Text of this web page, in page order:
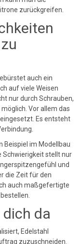
zurückgreifen.
auch ein
auf viele Weisen
nur durch Schrauben,
Vor allem das
Es entsteht
Beispiel im Modellbau
Schwierigkeit stellt nur
und
die Zeit für den
auch maßgefertigte
dich da
Edelstahl
zuzuschneiden.